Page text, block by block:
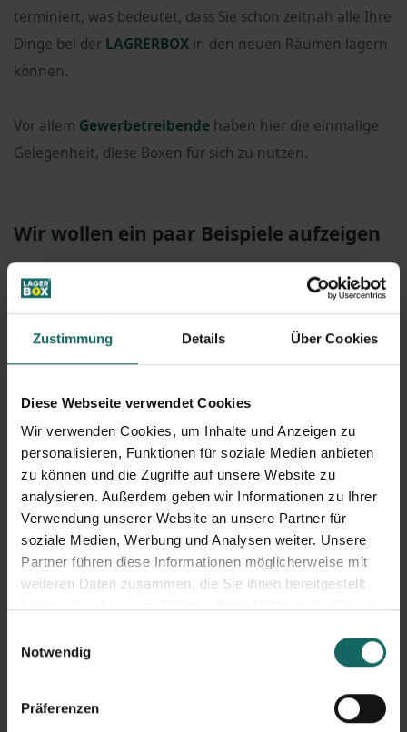
Zustimmung Details Über Cookies
Diese Webseite verwendet Cookies
Wir verwenden Cookies, um Inhalte und Anzeigen zu
personalisieren, Funktionen für soziale Medien anbieten
zu können und die Zugriffe auf unsere Website zu
analysieren. Außerdem geben wir Informationen zu Ihrer
Verwendung unserer Website an unsere Partner für
soziale Medien, Werbung und Analysen weiter. Unsere
Partner führen diese Informationen möglicherweise mit
weiteren Daten zusammen, die Sie ihnen bereitgestellt
Notwendig
Präferenzen
terminiert, was bedeutet, dass Sie schon zeitnah alle Ihre
Dinge bei der LAGRERBOX in den neuen Räumen lagern
können.
Vor allem Gewerbetreibende haben hier die einmalige
Gelegenheit, diese Boxen für sich zu nutzen.
Wir wollen ein paar Beispiele aufzeigen
kann beispielsweise in der
LAGERBOX
alle seine Werkzeuge lagern, ohne dass diese
Platz wegnehmen. Vorteile wären hier zum Beispiel die
er zur täglichen Arbeit braucht oder längerfristig
unterstellen will, kann man bei der LAGERBOXbestens
unterstellen. Die Boxen sind dabei stets in einem
sauberen und trockenen Zustand.
FürHandwerkergilt ähnliches wie bei Monteuren, die
LAGERBOXbietet solche Ein- und
auch nicht private Räumlichkeiten benutzen muss.
Eine weitere Berufsgruppe, die ihre Sachen bei der